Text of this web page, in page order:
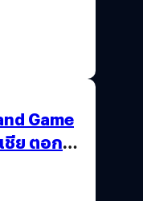
Game
ย ตอกย้ำ